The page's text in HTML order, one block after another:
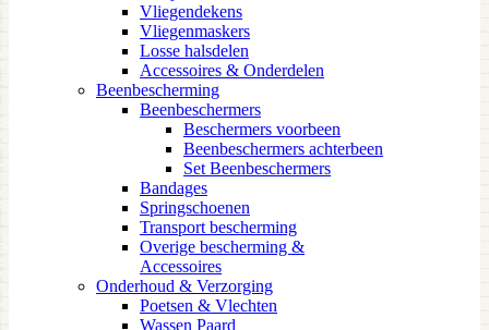
Vliegendekens
Vliegenmaskers
Losse halsdelen
Accessoires & Onderdelen
Beenbescherming
Beenbeschermers
Beschermers voorbeen
Beenbeschermers achterbeen
Set Beenbeschermers
Bandages
Springschoenen
Transport bescherming
Overige bescherming &
Accessoires
Onderhoud & Verzorging
Poetsen & Vlechten
Wassen Paard